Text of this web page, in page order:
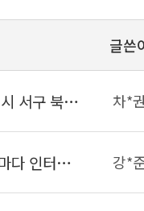
글쓴
주소: 22853 인천광역시 서구 북항로206번길 22, 위킵 허브센터 차*
구축 아파트 거실과 방마다 인터넷 사용가능하게 랜선 공사견적 요청합니다 강*